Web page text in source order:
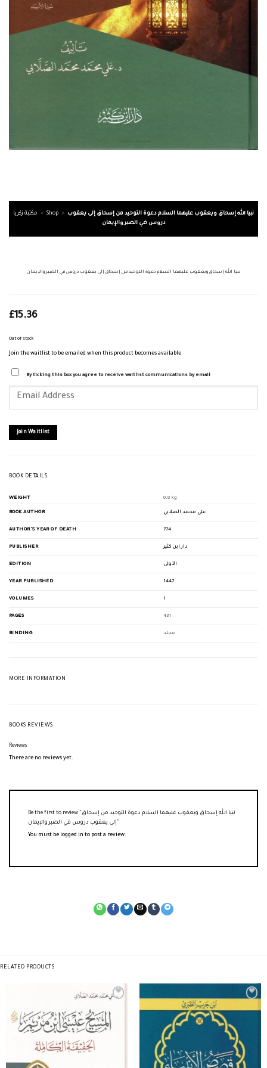
مكتبة زكريا » Shop » نبيا الله إسحاق ويعقوب عليهما السلام دعوة التوحيد من إسحاق إلى يعقوب
دروس في الصبر والإيمان
نبيا الله إسحاق ويعقوب عليهما السلام دعوة التوحيد من إسحاق إلى يعقوب دروس في الصبر والإيمان
£15.36
Out of stock
Join the waitlist to be emailed when this product becomes available
By ticking this box you agree to receive waitlist communications by email
your
joinJoin Waitlist
BOOK DETAILS
WEIGHT 0.8 kg
BOOK AUTHOR علي محمد الصلابي
AUTHOR'S YEAR OF DEATH 774
PUBLISHER دار ابن كثير
EDITION الأولى
YEAR PUBLISHED 1447
VOLUMES 1
PAGES 431
BINDING مجلد
MORE INFORMATION
BOOKS REVIEWS
Reviews
There are no reviews yet.
Be the first to review “نبيا الله إسحاق ويعقوب عليهما السلام دعوة التوحيد من إسحاق
You must be logged in to post a review.
RELATED PRODUCTS